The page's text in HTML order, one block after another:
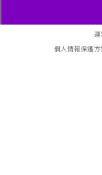
個人情報保護方